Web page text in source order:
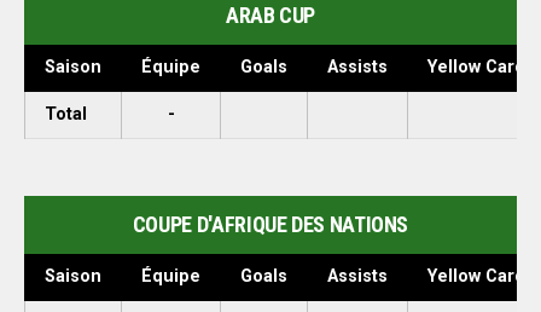
ARAB CUP
Saison Équipe Goals Assists Yellow Cards
Total -
COUPE D'AFRIQUE DES NATIONS
Saison Équipe Goals Assists Yellow Cards